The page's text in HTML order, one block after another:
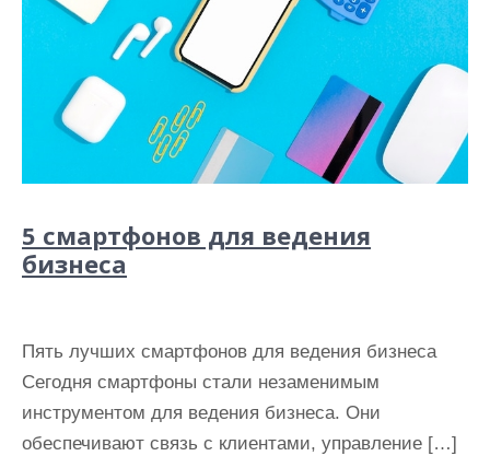
5 смартфонов для ведения
бизнеса
Пять лучших смартфонов для ведения бизнеса
Сегодня смартфоны стали незаменимым
инструментом для ведения бизнеса. Они
обеспечивают связь с клиентами, управление […]